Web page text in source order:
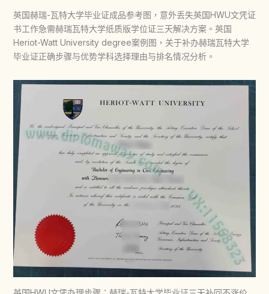
英国赫瑞-瓦特大学毕业证成品参考图，意外丢失英国HWU文凭证
书工作急需赫瑞瓦特大学纸质版学位证三天解决方案。英国
Heriot-Watt University degree案例图，关于补办赫瑞瓦特大学
毕业证正确步骤与优势学科选择理由与排名情况分析。